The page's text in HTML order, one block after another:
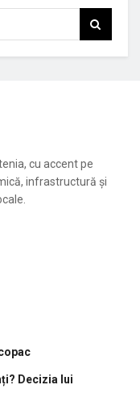
cu accent pe
infrastructură și
Decizia lui